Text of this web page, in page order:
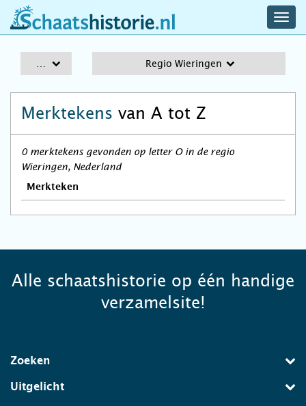
schaatshistorie.nl
Regio Wieringen
Merktekens van A tot Z
0 merktekens gevonden op letter O in de regio
Wieringen, Nederland
Merkteken
Alle schaatshistorie op één handige
verzamelsite!
Zoeken
Uitgelicht